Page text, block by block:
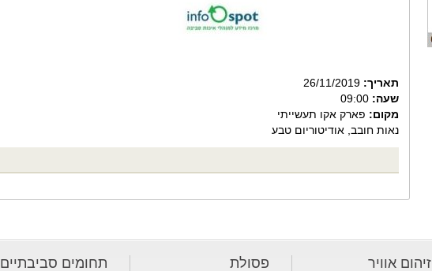
תאריך:
שעה:
מקום: פארק אקו תעשייתי
נאות חובב, אודיטוריום טבע
זיהום אוויר פסולת תחומים סביבתיים